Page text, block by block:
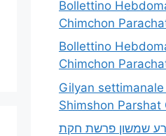
Bollettino
Chimchon
Bollettino
Chimchon
Gilyan
Shimshon Parshat
זרע שמשון פרשת חקת